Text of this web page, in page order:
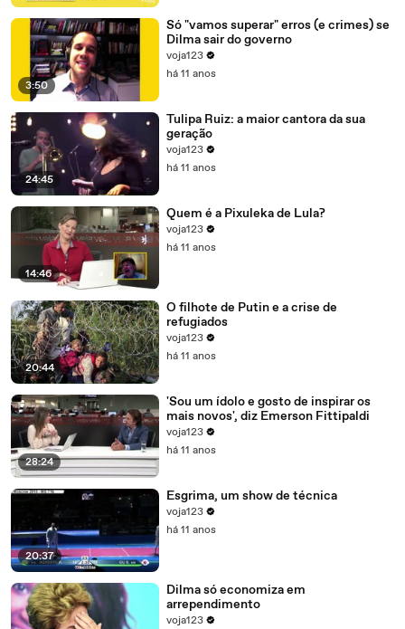
3:50
Só "vamos superar" erros (e crimes) se
Dilma sair do governo
voja123
há 11 anos
24:45
Tulipa Ruiz: a maior cantora da sua
geração
voja123
há 11 anos
14:46
Quem é a Pixuleka de Lula?
voja123
há 11 anos
20:44
O filhote de Putin e a crise de
refugiados
voja123
há 11 anos
28:24
'Sou um ídolo e gosto de inspirar os
mais novos', diz Emerson Fittipaldi
voja123
há 11 anos
20:37
Esgrima, um show de técnica
voja123
há 11 anos
Dilma só economiza em
arrependimento
voja123